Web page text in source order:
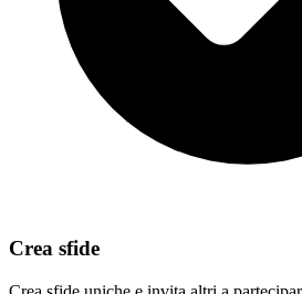
Crea sfide